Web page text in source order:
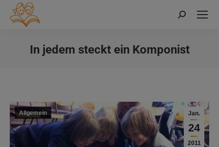
Search:
In jedem steckt ein Komponist
Jan.
24
2011
Allgemein